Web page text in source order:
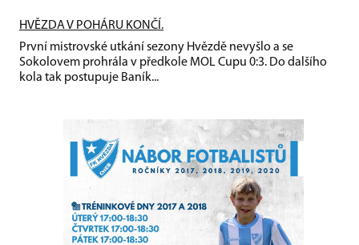
HVĚZDA V POHÁRU KONČÍ.
První mistrovské utkání sezony Hvězdě nevyšlo a se
Sokolovem prohrála v předkole MOL Cupu 0:3. Do dalšího
kola tak postupuje Baník...